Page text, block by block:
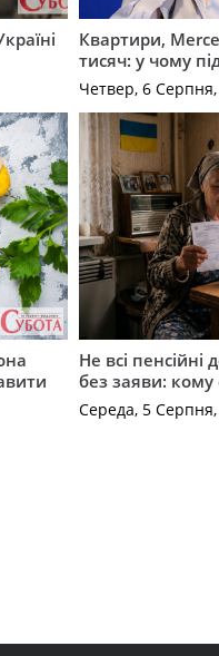
Квартири,
тисяч: у чому
Четвер, 6
Не всі
без заяви: кому
Середа, 5